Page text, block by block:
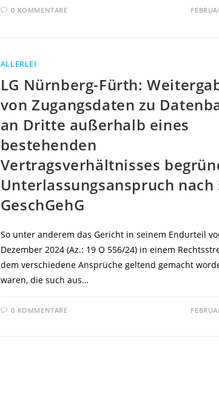
0 KOMMENTARE
ALLERLEI
LG Nürnberg-Fürth:
von Zugangsdaten zu
an Dritte außerhalb eines
bestehenden
Vertragsverhältnisses
Unterlassungsanspruch nach
GeschGehG
So unter anderem das Gericht in seinem Endurteil
Dezember 2024 (Az.: 19 O 556/24) in einem
dem verschiedene Ansprüche geltend gemacht
waren, die such aus…
0 KOMMENTARE